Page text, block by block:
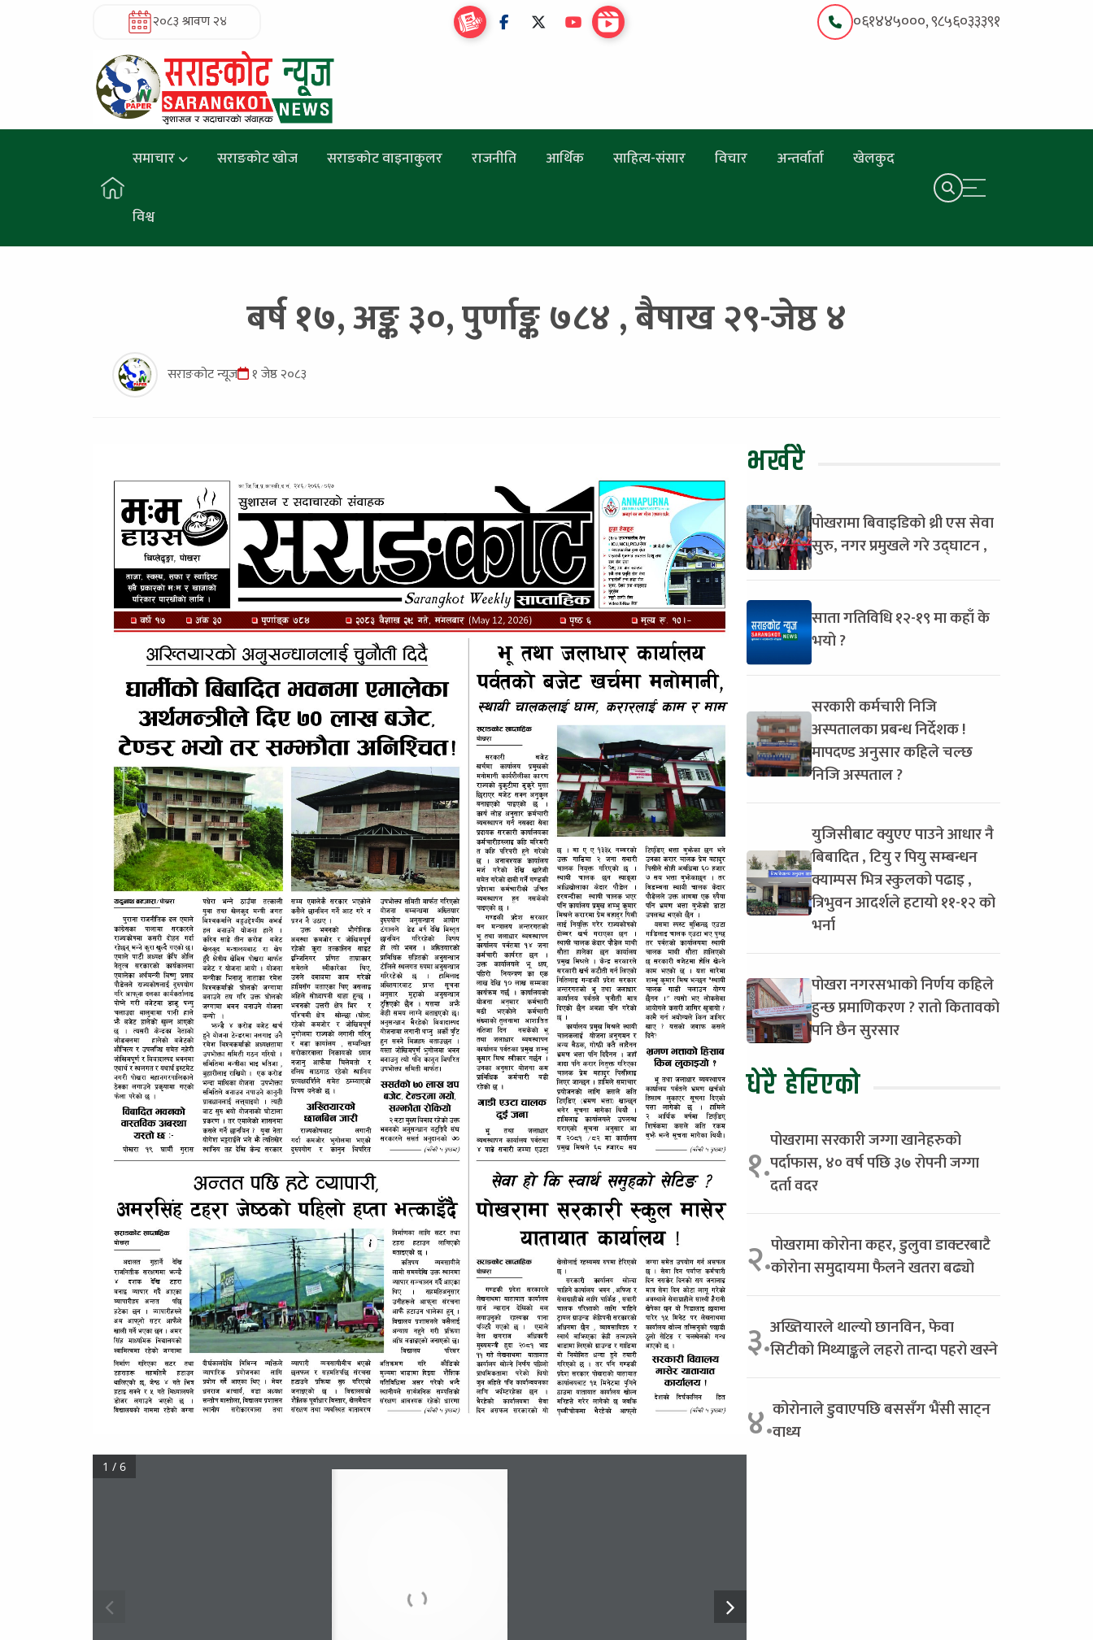
२०८३ श्रावण २४ ०६१४४५०००, ९८५६०३३३९१
समाचार सराङकोट खोज सराङकोट वाइनाकुलर राजनीति आर्थिक साहित्य-संसार विचार अन्तर्वार्ता खेलकुद
विश्व
बर्ष १७, अङ्क ३०, पुर्णाङ्क ७८४ , बैषाख २९-जेष्ठ ४
सराङकोट न्यूज १ जेष्ठ २०८३
1 / 6
भर्खरै
पोखरामा बिवाइडिको थ्री एस सेवा
सुरु, नगर प्रमुखले गरे उद्घाटन ,
साता गतिविधि १२-१९ मा कहाँ के
भयो ?
सरकारी कर्मचारी निजि
अस्पतालका प्रबन्ध निर्देशक !
मापदण्ड अनुसार कहिले चल्छ
निजि अस्पताल ?
युजिसीबाट क्युएए पाउने आधार नै
बिबादित , टियु र पियु सम्बन्धन
क्याम्पस भित्र स्कुलको पढाइ ,
त्रिभुवन आदर्शले हटायो ११-१२ को
भर्ना
पोखरा नगरसभाको निर्णय कहिले
हुन्छ प्रमाणिकरण ? रातो कितावको
पनि छैन सुरसार
धेरै हेरिएको
१.पोखरामा सरकारी जग्गा खानेहरुको
पर्दाफास, ४० वर्ष पछि ३७ रोपनी जग्गा
दर्ता वदर
२.पोखरामा कोरोना कहर, डुलुवा डाक्टरबाटै
कोरोना समुदायमा फैलने खतरा बढ्यो
३.अख्तियारले थाल्यो छानविन, फेवा
सिटीको मिथ्याङ्कले लहरो तान्दा पहरो खस्ने
४.कोरोनाले डुवाएपछि बससँग भैंसी साट्न
वाध्य